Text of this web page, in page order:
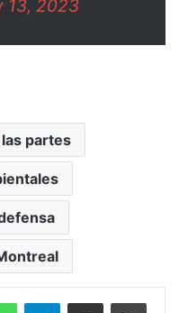
13, 2023
partes
WhatsAppTelegramCompartir por correo electrónico